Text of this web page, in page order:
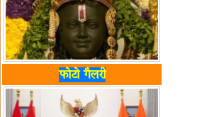
फोटो गैलरी